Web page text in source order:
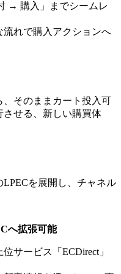
→ 購入」までシームレ
れで購入アクションへ
そのままカート投入可
せる、新しい購買体
を展開し、チャネル
へ拡張可能
サービス「ECDirect」